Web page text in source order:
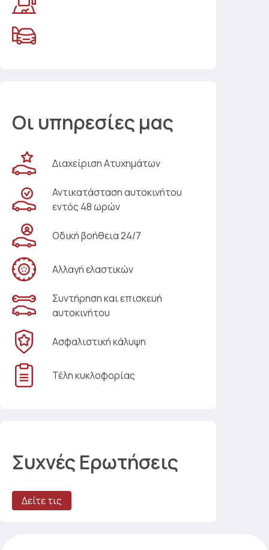
Οι υπηρεσίες μας
Διαχείριση Ατυχημάτων
Αντικατάσταση αυτοκινήτου
εντός 48 ωρών
Οδική βοήθεια 24/7
Αλλαγή ελαστικών
Συντήρηση και επισκευή
αυτοκινήτου
Ασφαλιστική κάλυψη
Τέλη κυκλοφορίας
Συχνές Ερωτήσεις
Δείτε τις